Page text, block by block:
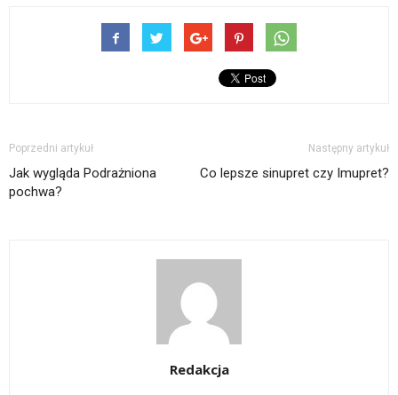
Poprzedni artykuł
Jak wygląda Podrażniona
pochwa?
Następny artykuł
Co lepsze sinupret czy Imupret?
Redakcja